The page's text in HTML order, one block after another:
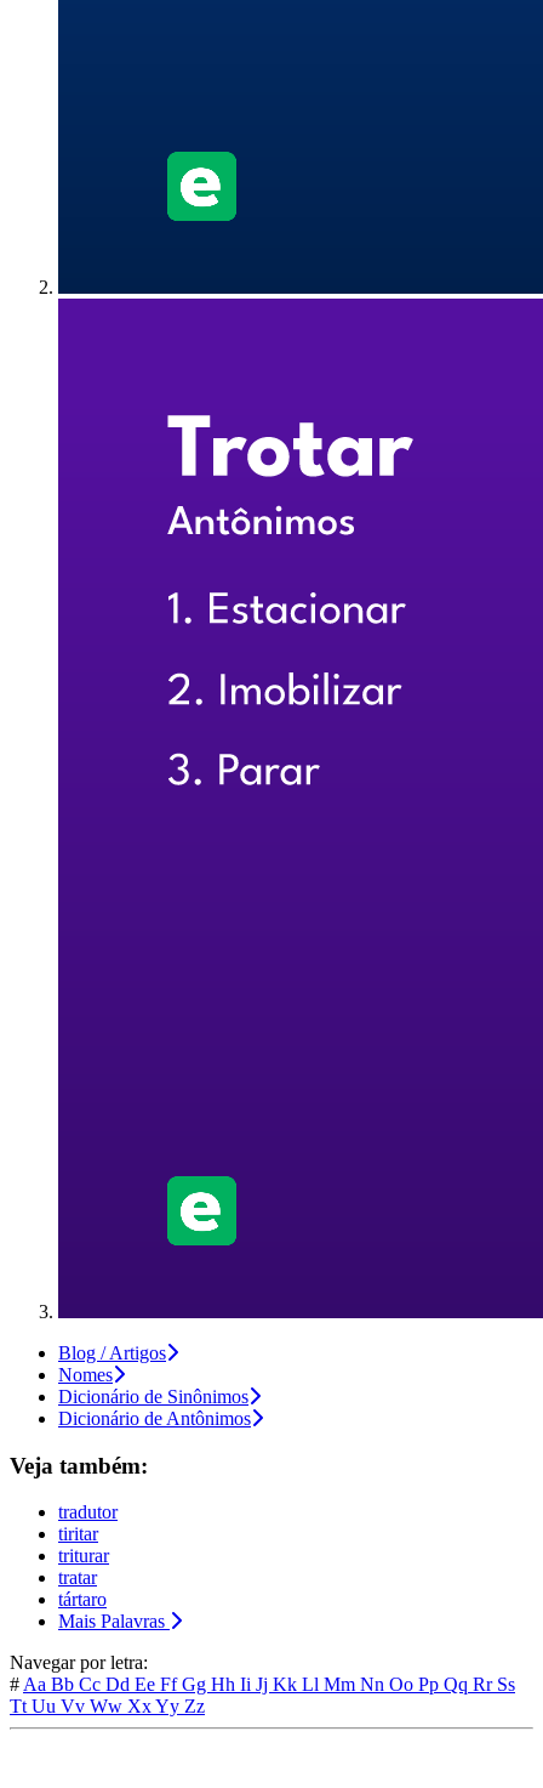
Blog / Artigos
Nomes
Dicionário de Sinônimos
Dicionário de Antônimos
Veja também:
tradutor
tiritar
triturar
tratar
tártaro
Mais Palavras
Navegar por letra:
# Aa Bb Cc Dd Ee FfGg Hh Ii Jj Kk Ll Mm Nn Oo Pp Qq Rr Ss
Tt Uu Vv Ww XxYy Zz